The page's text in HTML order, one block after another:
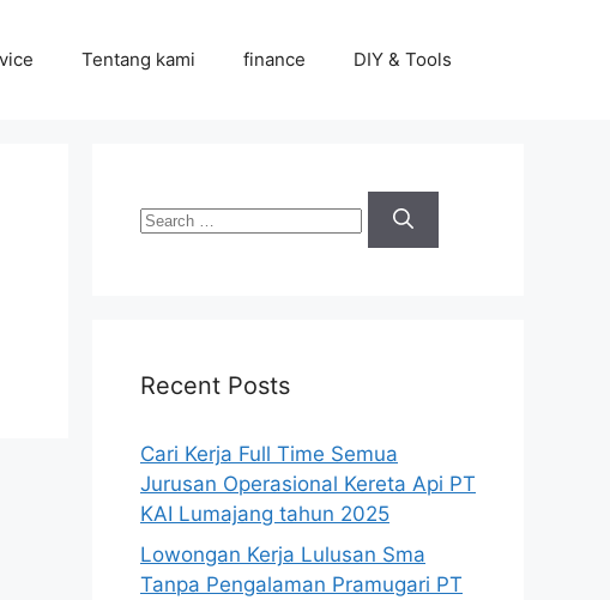
Tentang kami finance DIY & Tools
Search
for:
Recent Posts
Cari Kerja Full Time Semua
Jurusan Operasional Kereta Api PT
KAI Lumajang tahun 2025
Lowongan Kerja Lulusan Sma
Tanpa Pengalaman Pramugari PT